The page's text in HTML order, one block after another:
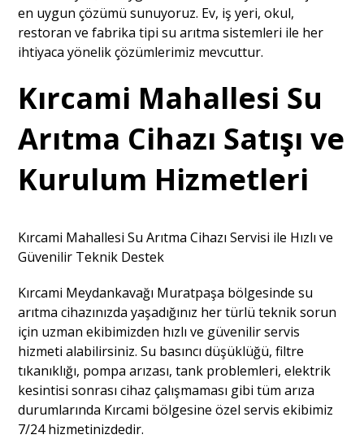
en uygun çözümü sunuyoruz. Ev, iş yeri, okul,
restoran ve fabrika tipi su arıtma sistemleri ile her
ihtiyaca yönelik çözümlerimiz mevcuttur.
Kırcami Mahallesi Su
Arıtma Cihazı Satışı ve
Kurulum Hizmetleri
Kırcami Mahallesi Su Arıtma Cihazı Servisi ile Hızlı ve
Güvenilir Teknik Destek
Kırcami Meydankavağı Muratpaşa bölgesinde su
arıtma cihazınızda yaşadığınız her türlü teknik sorun
için uzman ekibimizden hızlı ve güvenilir servis
hizmeti alabilirsiniz. Su basıncı düşüklüğü, filtre
tıkanıklığı, pompa arızası, tank problemleri, elektrik
kesintisi sonrası cihaz çalışmaması gibi tüm arıza
durumlarında Kırcami bölgesine özel servis ekibimiz
7/24 hizmetinizdedir.